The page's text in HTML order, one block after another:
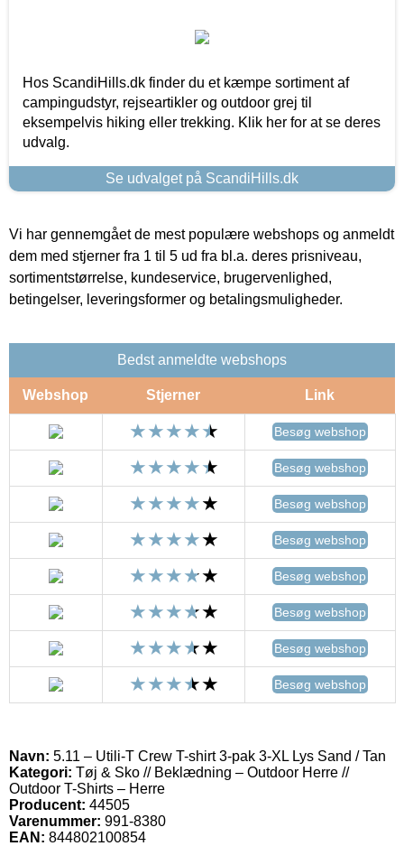
Hos ScandiHills.dk finder du et kæmpe sortiment af
campingudstyr, rejseartikler og outdoor grej til
eksempelvis hiking eller trekking. Klik her for at se deres
udvalg.
Se udvalget på ScandiHills.dk
Vi har gennemgået de mest populære webshops og anmeldt
dem med stjerner fra 1 til 5 ud fra bl.a. deres prisniveau,
sortimentstørrelse, kundeservice, brugervenlighed,
betingelser, leveringsformer og betalingsmuligheder.
Bedst anmeldte webshops
Webshop Stjerner Link
Besøg webshop
Besøg webshop
Besøg webshop
Besøg webshop
Besøg webshop
Besøg webshop
Besøg webshop
Besøg webshop
Navn: 5.11 – Utili-T Crew T-shirt 3-pak 3-XL Lys Sand / Tan
Kategori: Tøj & Sko // Beklædning – Outdoor Herre //
Outdoor T-Shirts – Herre
Producent: 44505
Varenummer: 991-8380
EAN: 844802100854